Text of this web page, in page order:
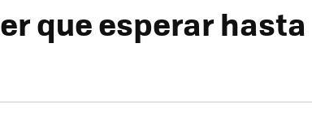
que esperar hasta